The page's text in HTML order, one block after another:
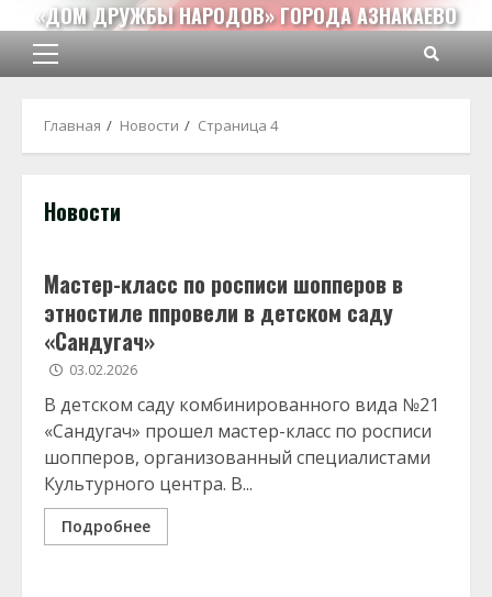
Перейти
к
содержимому
«ДОМ ДРУЖБЫ НАРОДОВ» ГОРОДА АЗНАКАЕВО
Основное
Главная Новости Страница 4
Новости
Мастер-класс по росписи шопперов в
этностиле ппровели в детском саду
«Сандугач»
03.02.2026
В детском саду комбинированного вида №21
«Сандугач» прошел мастер-класс по росписи
шопперов, организованный специалистами
Культурного центра. В...
Подробнее